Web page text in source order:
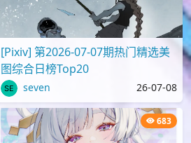
[Pixiv] 第2026-07-07期热门精选美
图综合日榜Top20
seven 26-07-08
683